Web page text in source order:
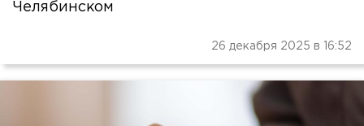
Челябинском
26 декабря 2025 в 16:52